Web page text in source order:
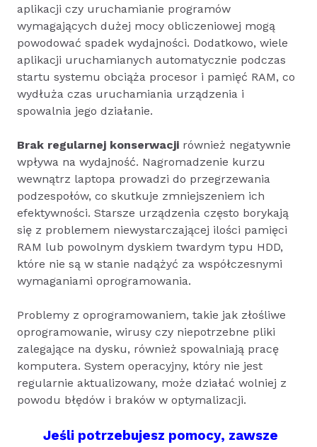
aplikacji czy uruchamianie programów
wymagających dużej mocy obliczeniowej mogą
powodować spadek wydajności. Dodatkowo, wiele
aplikacji uruchamianych automatycznie podczas
startu systemu obciąża procesor i pamięć RAM, co
wydłuża czas uruchamiania urządzenia i
spowalnia jego działanie.
Brak regularnej konserwacji również negatywnie
wpływa na wydajność. Nagromadzenie kurzu
wewnątrz laptopa prowadzi do przegrzewania
podzespołów, co skutkuje zmniejszeniem ich
efektywności. Starsze urządzenia często borykają
się z problemem niewystarczającej ilości pamięci
RAM lub powolnym dyskiem twardym typu HDD,
które nie są w stanie nadążyć za współczesnymi
wymaganiami oprogramowania.
Problemy z oprogramowaniem, takie jak złośliwe
oprogramowanie, wirusy czy niepotrzebne pliki
zalegające na dysku, również spowalniają pracę
komputera. System operacyjny, który nie jest
regularnie aktualizowany, może działać wolniej z
powodu błędów i braków w optymalizacji.
Jeśli potrzebujesz pomocy, zawsze